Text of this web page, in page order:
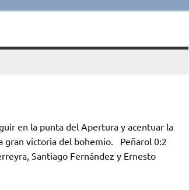
en la punta del Apertura y acentuar la
gran victoria del bohemio. Peñarol 0:2
Santiago Fernández y Ernesto